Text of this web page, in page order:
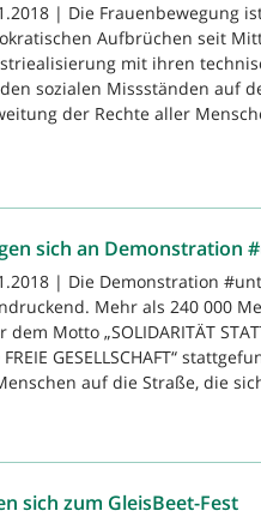
| Die Frauenbewegung
Aufbrüchen seit
mit ihren
sozialen Missständen auf
der Rechte aller
sich an Demonstration
| Die Demonstration
Mehr als 240 000
dem Motto „SOLIDARITÄT
FREIE GESELLSCHAFT“
auf die Straße, die
sich zum GleisBeet-Fest